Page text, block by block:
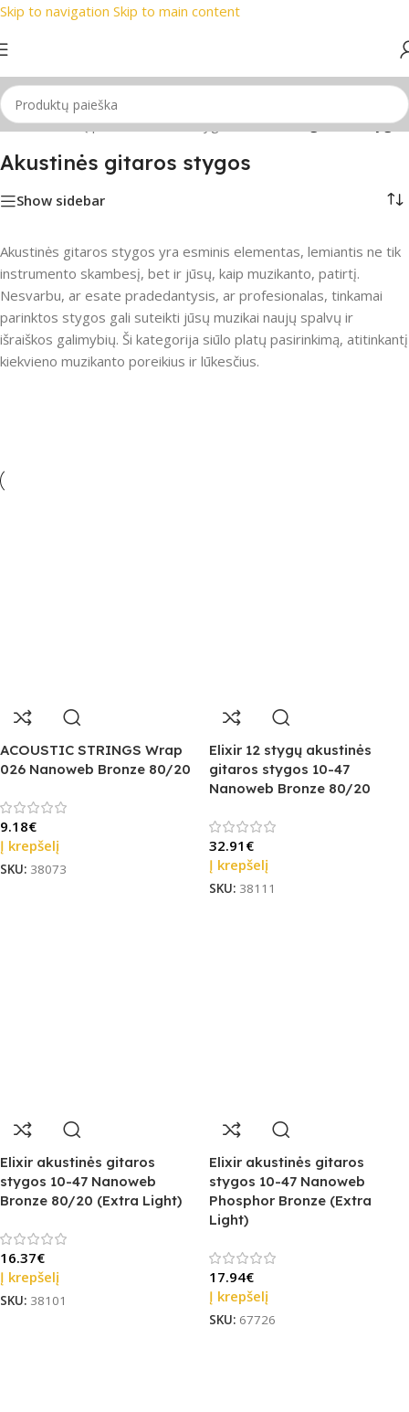
Skip to navigation Skip to main content
ženklai 📦 Nemokamas
/Gitarų priedai/Gitaros stygos/Akustinės gitaros stygos
Akustinės gitaros stygos
Show sidebar
Akustinės gitaros stygos yra esminis elementas, lemiantis ne tik
instrumento skambesį, bet ir jūsų, kaip muzikanto, patirtį.
Nesvarbu, ar esate pradedantysis, ar profesionalas, tinkamai
parinktos stygos gali suteikti jūsų muzikai naujų spalvų ir
išraiškos galimybių. Ši kategorija siūlo platų pasirinkimą, atitinkantį
kiekvieno muzikanto poreikius ir lūkesčius.
ACOUSTIC STRINGS Wrap
026 Nanoweb Bronze 80/20
9.18€
Į krepšelį
SKU: 38073
Elixir 12 stygų akustinės
gitaros stygos 10-47
Nanoweb Bronze 80/20
32.91 €
Į krepšelį
SKU: 38111
Elixir akustinės gitaros
stygos 10-47 Nanoweb
Bronze 80/20 (Extra Light)
16.37€
Į krepšelį
SKU: 38101
Elixir akustinės gitaros
stygos 10-47 Nanoweb
Phosphor Bronze (Extra
Light)
17.94€
Į krepšelį
SKU: 67726